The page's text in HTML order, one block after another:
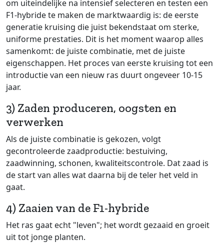
om uiteindelijke na intensief selecteren en testen een
F1-hybride te maken de marktwaardig is: de eerste
generatie kruising die juist bekendstaat om sterke,
uniforme prestaties. Dit is het moment waarop alles
samenkomt: de juiste combinatie, met de juiste
eigenschappen. Het proces van eerste kruising tot een
introductie van een nieuw ras duurt ongeveer 10-15
jaar.
3) Zaden produceren, oogsten en
verwerken
Als de juiste combinatie is gekozen, volgt
gecontroleerde zaadproductie: bestuiving,
zaadwinning, schonen, kwaliteitscontrole. Dat zaad is
de start van alles wat daarna bij de teler het veld in
gaat.
4) Zaaien van de F1-hybride
Het ras gaat echt "leven"; het wordt gezaaid en groeit
uit tot jonge planten.